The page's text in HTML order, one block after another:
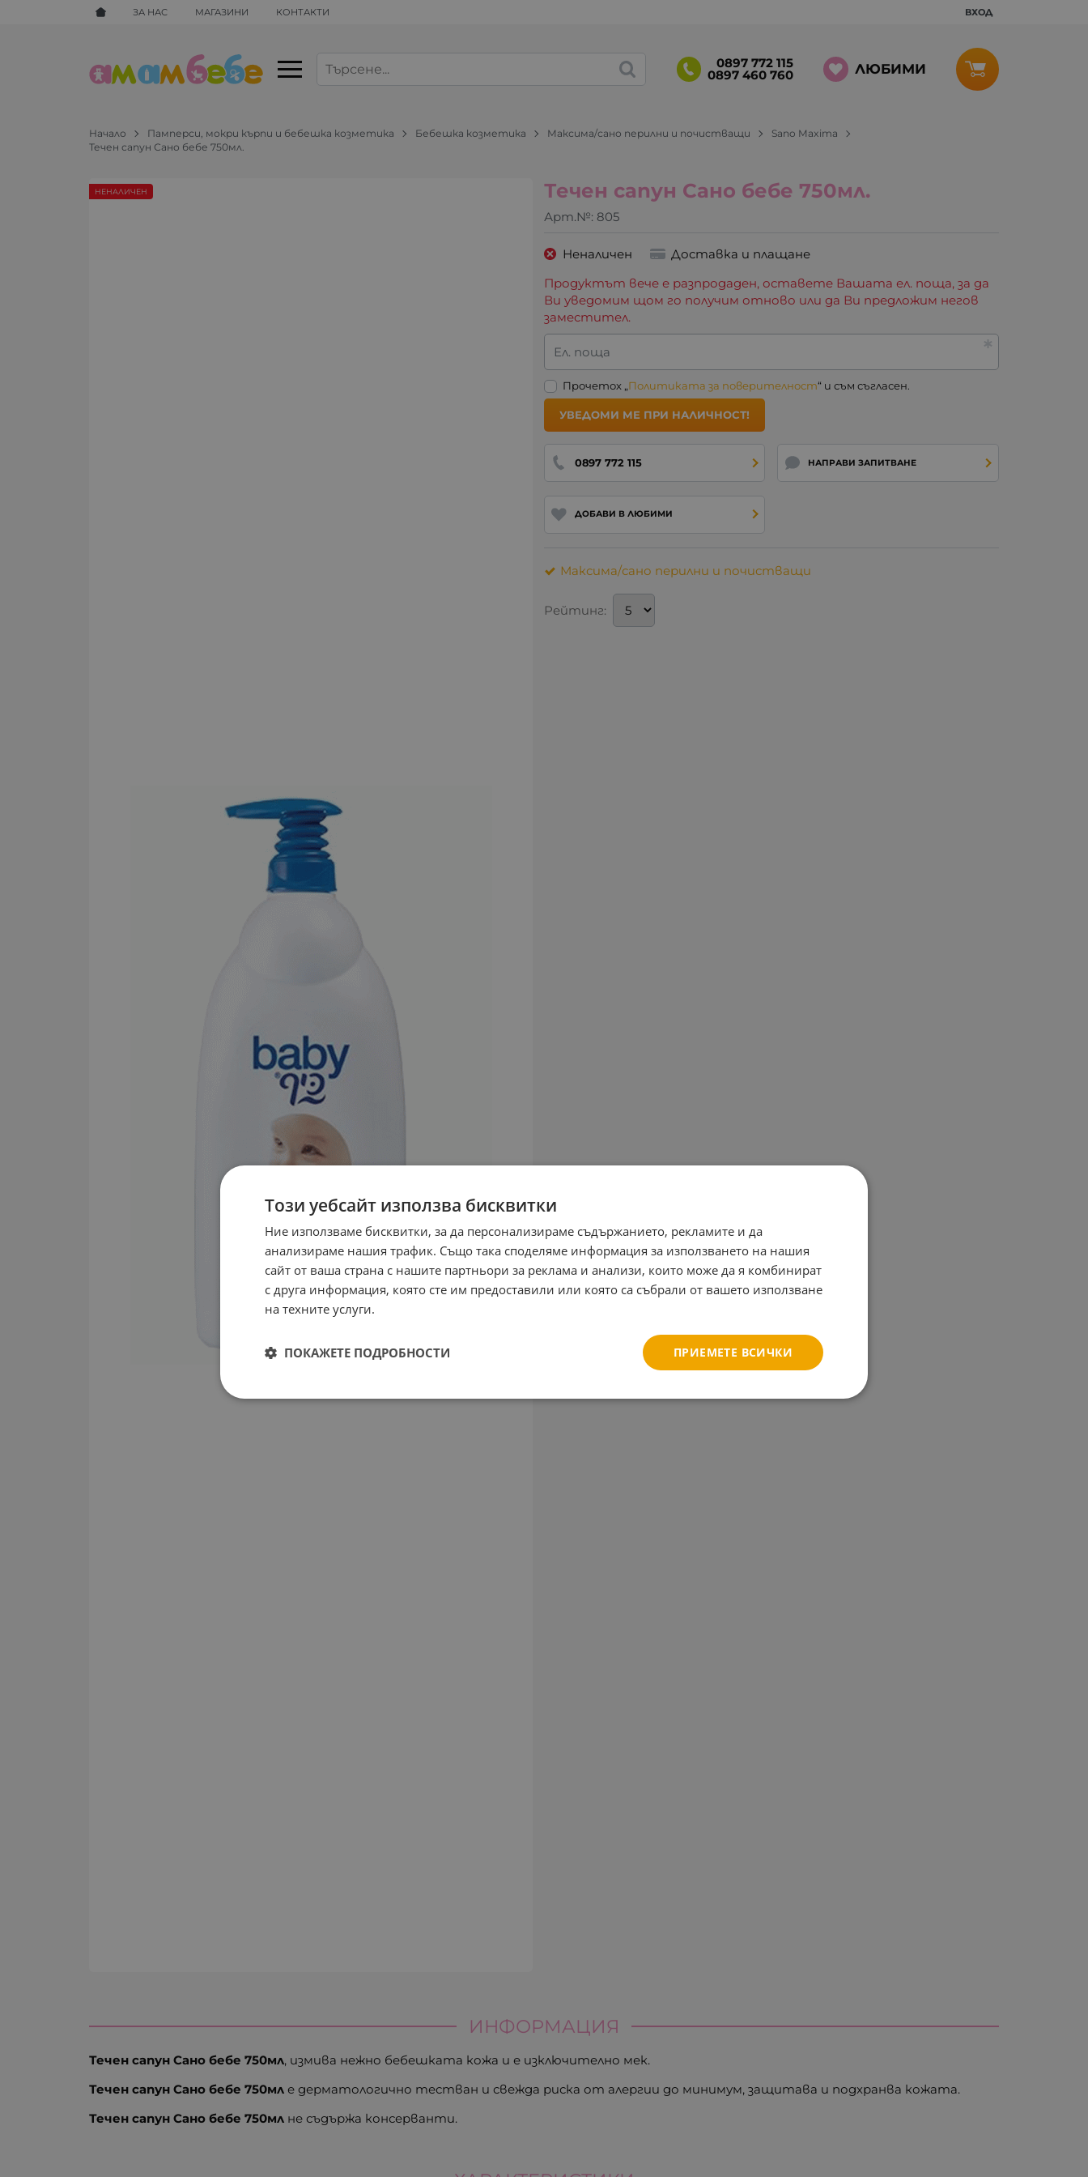
ЗА НАС МАГАЗИНИ КОНТАКТИ ВХОД
0897 772 115
0897 460 760 ЛЮБИМИ
Начало Памперси, мокри кърпи и бебешка козметика Бебешка козметика Максима/сано перилни и почистващи
Sano Maxima
Течен сапун Сано бебе 750мл.
Течен сапун Сано бебе 750мл.
Арт.№: 805
НЕНАЛИЧЕН
Неналичен
Доставка и плащане
Продуктът вече е разпродаден, оставете Вашата ел. поща, за да
Ви уведомим щом го получим отново или да Ви предложим негов
заместител.
Ел. поща
Прочетох „Политиката за поверителност“ и съм съгласен.
УВЕДОМИ МЕ ПРИ НАЛИЧНОСТ!
0897 772 115 НАПРАВИ ЗАПИТВАНЕ
ДОБАВИ В ЛЮБИМИ
Максима/сано перилни и почистващи
Рейтинг:
ИНФОРМАЦИЯ
Течен сапун Сано бебе 750мл, измива нежно бебешката кожа и е изключително мек.
Течен сапун Сано бебе 750мл е дерматологично тестван и свежда риска от алергии до минимум, защитава и подхранва кожата.
Течен сапун Сано бебе 750мл не съдържа консерванти.
Този уебсайт използва бисквитки
Ние използваме бисквитки, за да персонализираме съдържанието, рекламите и да
анализираме нашия трафик. Също така споделяме информация за използването на нашия
сайт от ваша страна с нашите партньори за реклама и анализи, които може да я комбинират
с друга информация, която сте им предоставили или която са събрали от вашето използване
на техните услуги.
ПРИЕМЕТЕ ВСИЧКИ
ПОКАЖЕТЕ ПОДРОБНОСТИ